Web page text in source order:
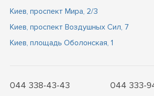
Киев, проспект Мира, 2/3
Киев, проспект Воздушных Сил, 7
Киев, площадь Оболонская, 1
044 338-43-43
044 333-